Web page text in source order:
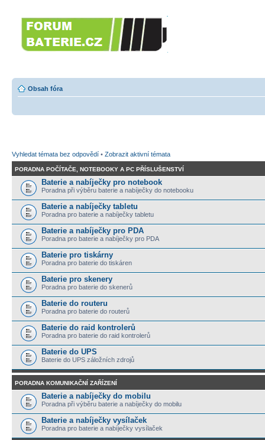
Obsah fóra
Vyhledat témata bez odpovědí • Zobrazit aktivní témata
PORADNA POČÍTAČE, NOTEBOOKY A PC PŘÍSLUŠENSTVÍ
Baterie a nabíječky pro notebook
Poradna při výběru baterie a nabíječky do notebooku
Baterie a nabíječky tabletu
Poradna pro baterie a nabíječky tabletu
Baterie a nabíječky pro PDA
Poradna pro baterie a nabíječky pro PDA
Baterie pro tiskárny
Poradna pro baterie do tiskáren
Baterie pro skenery
Poradna pro baterie do skenerů
Baterie do routeru
Poradna pro baterie do routerů
Baterie do raid kontrolerů
Poradna pro baterie do raid kontrolerů
Baterie do UPS
Baterie do UPS záložních zdrojů
PORADNA KOMUNIKAČNÍ ZAŘÍZENÍ
Baterie a nabíječky do mobilu
Poradna při výběru baterie a nabíječky do mobilu
Baterie a nabíječky vysílaček
Poradna pro baterie a nabíječky vysílaček